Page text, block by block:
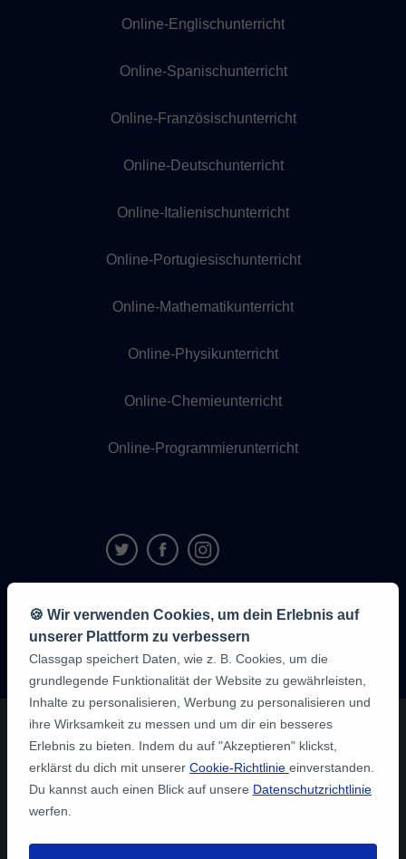
Online-Englischunterricht
Online-Spanischunterricht
Online-Französischunterricht
Online-Deutschunterricht
Online-Italienischunterricht
Online-Portugiesischunterricht
Online-Mathematikunterricht
Online-Physikunterricht
Online-Chemieunterricht
Online-Programmierunterricht
9,6/10
1,339,284
Schüler:innen
🍪 Wir verwenden Cookies, um dein Erlebnis auf
unserer Plattform zu verbessern
Classgap speichert Daten, wie z. B. Cookies, um die
grundlegende Funktionalität der Website zu gewährleisten,
Inhalte zu personalisieren, Werbung zu personalisieren und
ihre Wirksamkeit zu messen und um dir ein besseres
Erlebnis zu bieten. Indem du auf "Akzeptieren" klickst,
erklärst du dich mit unserer Cookie-Richtlinie einverstanden.
Du kannst auch einen Blick auf unsere Datenschutzrichtlinie
werfen.